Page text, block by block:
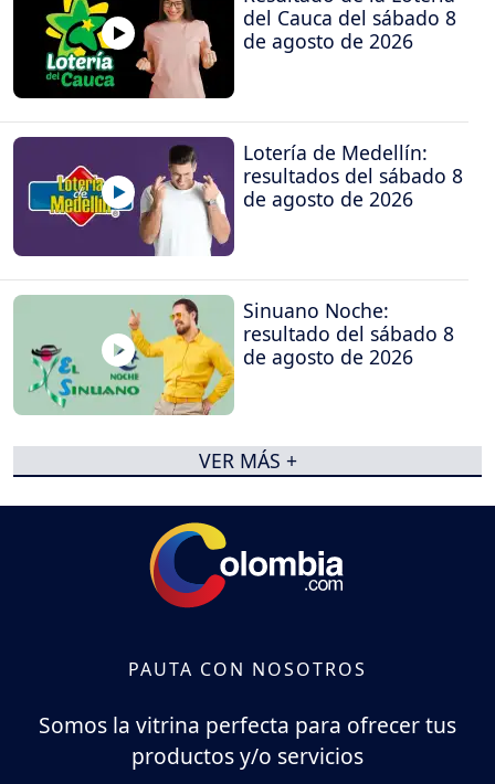
del Cauca del sábado 8
de agosto de 2026
Lotería de Medellín:
resultados del sábado 8
de agosto de 2026
Sinuano Noche:
resultado del sábado 8
de agosto de 2026
VER MÁS +
PAUTA CON NOSOTROS
Somos la vitrina perfecta para ofrecer tus
productos y/o servicios